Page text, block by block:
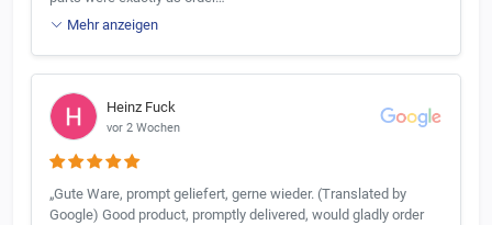
Mehr anzeigen
Heinz Fuck
vor 2 Wochen
„Gute Ware, prompt geliefert, gerne wieder. (Translated by
Google) Good product, promptly delivered, would gladly order